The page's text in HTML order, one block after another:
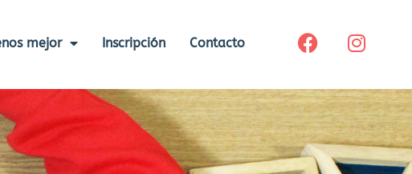
mejor Inscripción Contacto